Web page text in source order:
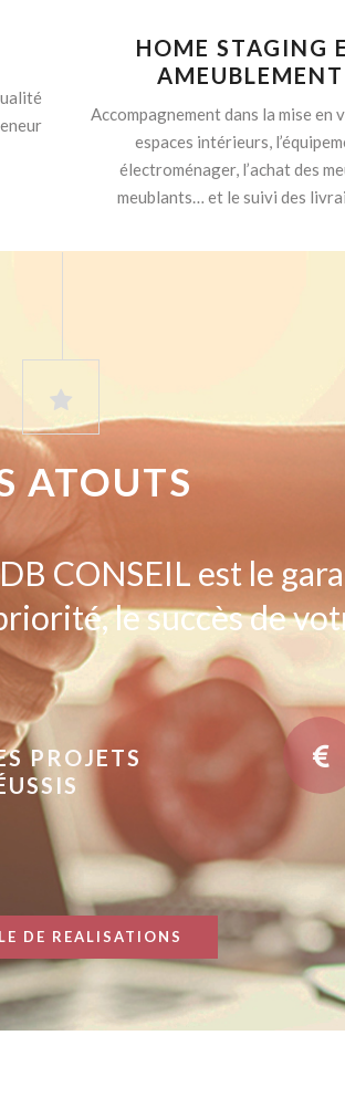
HOME STAGING
AMEUBLEMENT
Accompagnement dans la mise en
espaces intérieurs,
électroménager, l’achat des
meublants… et le suivi des
ATOUTS
CONSEIL est le
le succès de
PROJETS
DE REALISATIONS